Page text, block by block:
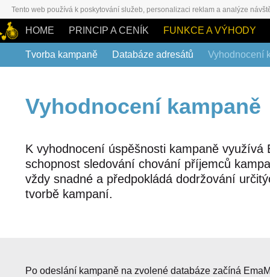
Tento web používá k poskytování služeb, personalizaci reklam a analýze
HOME PRINCIP A CENÍK FUNKCE A VÝHODY
Tvorba kampaně Databáze adresátů Vyhodnocení
Vyhodnocení kampaně
K vyhodnocení úspěšnosti kampaně využívá
schopnost sledování chování příjemců
vždy snadné a předpokládá dodržování
tvorbě kampaní.
Po odeslání kampaně na zvolené databáze začíná